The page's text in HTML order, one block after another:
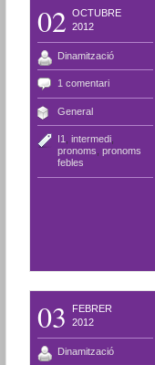
02 OCTUBRE
2012
Dinamització
1 comentari
General
I1, intermedi,
pronoms, pronoms
febles
03
FEBRER
2012
Dinamització